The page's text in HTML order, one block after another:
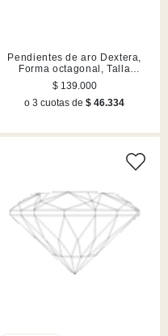
Pendientes de aro Dextera,
Forma octagonal, Talla
redonda, Negros, Acabado en
rutenio
$ 139.000
o 3 cuotas de$ 46.334